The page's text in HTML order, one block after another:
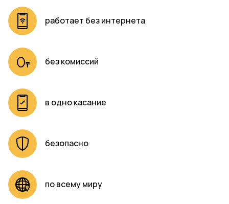
работает без интернета
без комиссий
в одно касание
безопасно
по всему миру